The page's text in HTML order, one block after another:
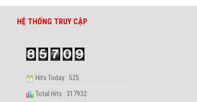
HỆ THỐNG TRUY CẬP
Hits Today : 525
Total Hits : 317932